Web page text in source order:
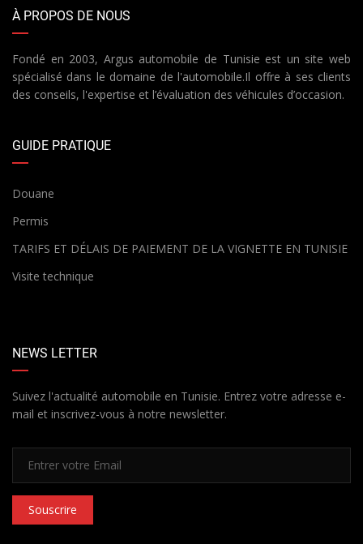
À PROPOS DE NOUS
Fondé en 2003, Argus automobile de Tunisie est un site web
spécialisé dans le domaine de l'automobile.Il offre à ses clients
des conseils, l'expertise et l’évaluation des véhicules d’occasion.
GUIDE PRATIQUE
Douane
Permis
TARIFS ET DÉLAIS DE PAIEMENT DE LA VIGNETTE EN TUNISIE
Visite technique
NEWS LETTER
Suivez l'actualité automobile en Tunisie. Entrez votre adresse e-
mail et inscrivez-vous à notre newsletter.
Souscrire